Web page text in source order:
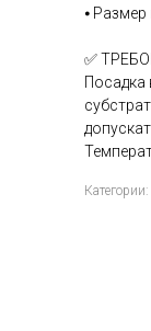
⦁
✅
Посадка
Категории: